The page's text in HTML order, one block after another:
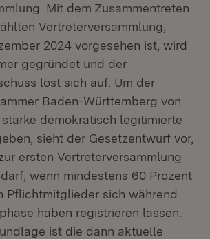
Mit dem Zusammentreten
Vertreterversammlung,
2024 vorgesehen ist, wird
gegründet und der
löst sich auf. Um der
Baden-Württemberg von
demokratisch legitimierte
sieht der Gesetzentwurf vor,
ersten Vertreterversammlung
wenn mindestens 60 Prozent
Pflichtmitglieder sich während
haben registrieren lassen.
ist die dann aktuelle